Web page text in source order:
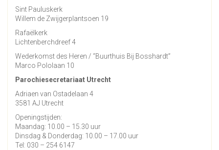
Sint Pauluskerk
Willem de Zwijgerplantsoen 19
Rafaëlkerk
Lichtenberchdreef 4
Wederkomst des Heren / “Buurthuis Bij Bosshardt”
Marco Pololaan 10
Parochiesecretariaat Utrecht
Adriaen van Ostadelaan 4
3581 AJ Utrecht
Openingstijden:
Maandag: 10.00 – 15.30 uur
Dinsdag & Donderdag: 10.00 – 17.00 uur
Tel: 030 – 254 6147